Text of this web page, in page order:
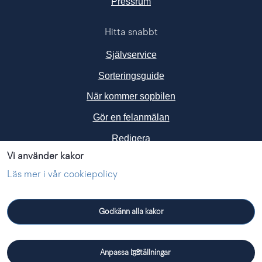
Vi använder kakor
Läs mer i vår cookiepolicy
Godkänn alla kakor
Anpassa inställningar
Hitta snabbt
Självservice
Sorteringsguide
När kommer sopbilen
Gör en felanmälan
Redigera
Följ oss i sociala medier
Linkedin